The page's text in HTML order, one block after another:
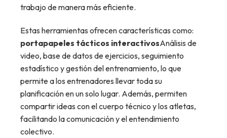
trabajo de manera más eficiente.
Estas herramientas ofrecen características como:
portapapeles tácticos interactivosAnálisis de
video, base de datos de ejercicios, seguimiento
estadístico y gestión del entrenamiento, lo que
permite a los entrenadores llevar toda su
planificación en un solo lugar. Además, permiten
compartir ideas con el cuerpo técnico y los atletas,
facilitando la comunicación y el entendimiento
colectivo.